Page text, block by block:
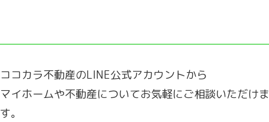
ココカラ不動産のLINE公式アカウントから
マイホームや不動産についてお気軽にご相談いただけま
す。